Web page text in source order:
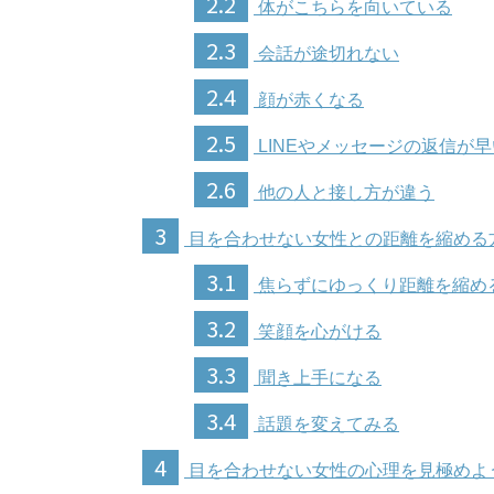
体がこちらを向いている
2.3 会話が途切れない
2.4 顔が赤くなる
2.5 LINEやメッセージの返信が
2.6 他の人と接し方が違う
3 目を合わせない女性との距離を縮める
3.1 焦らずにゆっくり距離を縮め
3.2 笑顔を心がける
3.3 聞き上手になる
3.4 話題を変えてみる
4 目を合わせない女性の心理を見極めよ